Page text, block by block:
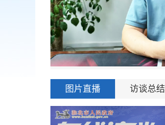
图片直播 访谈总结